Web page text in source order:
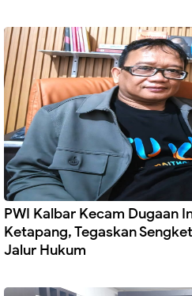
PWI Kalbar Kecam Dugaan
Ketapang, Tegaskan
Jalur Hukum